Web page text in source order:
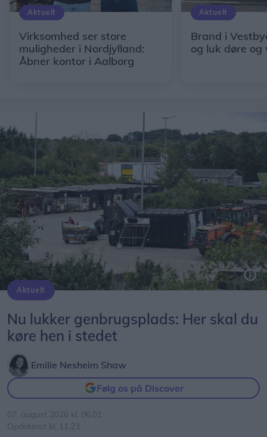
Aktuelt
Virksomhed ser store
muligheder i Nordjylland:
Åbner kontor i Aalborg
Aktuelt
Brand i
og luk døre og
Aktuelt
Nu lukker genbrugsplads: Her skal du
køre hen i stedet
Emilie Nesheim Shaw
Følg os på Discover
07. august 2026 kl. 06.01
Opdateret kl. 11.23